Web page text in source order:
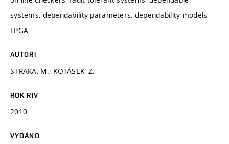
systems, dependability parameters, dependability models,
FPGA
AUTOŘI
STRAKA, M.; KOTÁSEK, Z.
ROK RIV
2010
VYDÁNO